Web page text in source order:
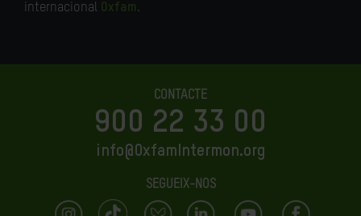
internacional Oxfam.
CONTACTE
900 22 33 00
info@OxfamIntermon.org
SEGUEIX-NOS